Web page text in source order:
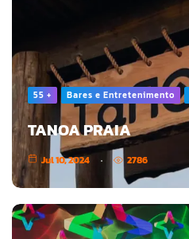
55 + Bares e Entretenimento
TANOA PRAIA
Jul 10, 2024 2786